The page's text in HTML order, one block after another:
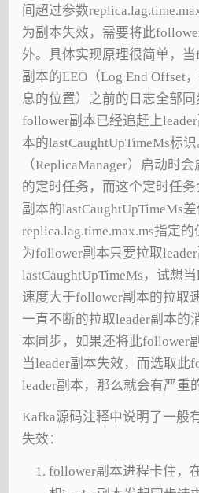
间超过参数
为副本失效，需要将此
外。具体实现原理很简单，
副本的LEO（Log End Offset
息的位置）之前的日志全部
follower副本已经追赶上
本的lastCaughtUpTimeMs标
（ReplicaManager）启动时
的定时任务，而这个定时任
副本的lastCaughtUpTimeMs
replica.lag.time.max.ms指定
为follower副本只要拉取
lastCaughtUpTimeMs，试想
速度大于follower副本的拉取
一直不断的拉取leader副本的
本同步，如果还将此follower
当leader副本失效，而选取此
leader副本，那么就会有严重
Kafka源码注释中说明了一般
失效：
follower副本进程卡住，